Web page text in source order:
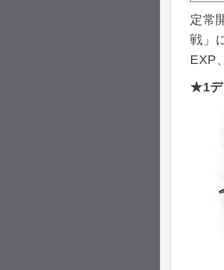
定常
戦」
EXP
★1デ